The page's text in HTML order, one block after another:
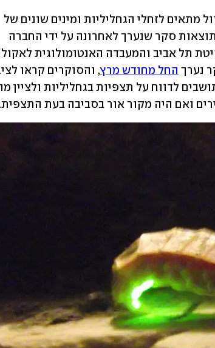
נערך החל מחודש מרץ
ואם היה מקור אור בסביבה בעת התצפית.